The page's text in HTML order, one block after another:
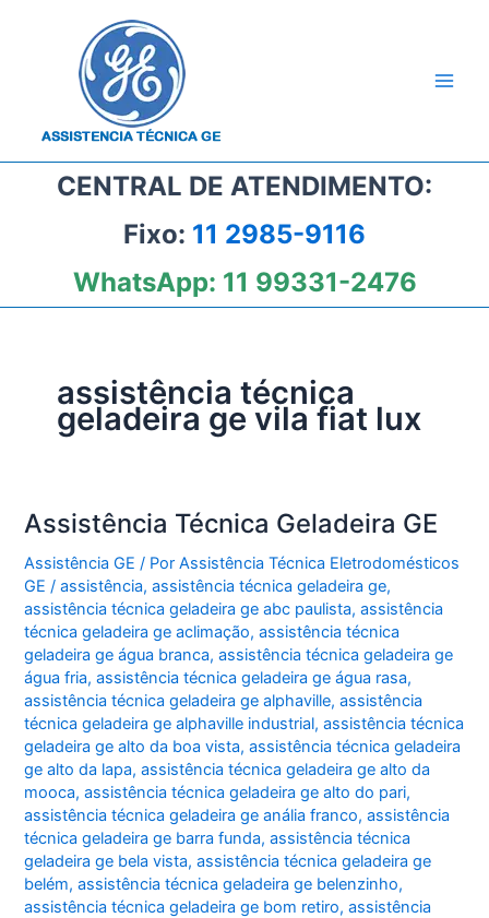
CENTRAL DE ATENDIMENTO:
Fixo: 11 2985-9116
WhatsApp: 11 99331-2476
assistência técnica
geladeira ge vila fiat lux
Assistência Técnica Geladeira GE
Assistência GE / PorAssistência Técnica Eletrodomésticos
GE/assistência,assistência técnica geladeira ge,
assistência técnica geladeira ge abc paulista,assistência
técnica geladeira ge aclimação,assistência técnica
geladeira ge água branca,assistência técnica geladeira ge
água fria,assistência técnica geladeira ge água rasa,
assistência técnica geladeira ge alphaville,assistência
técnica geladeira ge alphaville industrial,assistência técnica
geladeira ge alto da boa vista,assistência técnica geladeira
ge alto da lapa,assistência técnica geladeira ge alto da
mooca,assistência técnica geladeira ge alto do pari,
assistência técnica geladeira ge anália franco,assistência
técnica geladeira ge barra funda,assistência técnica
geladeira ge bela vista,assistência técnica geladeira ge
belém,assistência técnica geladeira ge belenzinho,
assistência técnica geladeira ge bom retiro,assistência